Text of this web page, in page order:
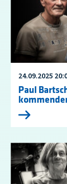
24.09.2025
Paul